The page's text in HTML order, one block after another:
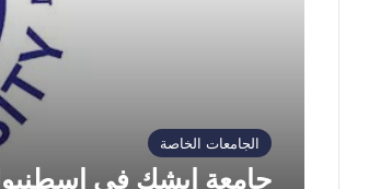
الجامعات الخاصة
جامعة ايشك في اسطنبول